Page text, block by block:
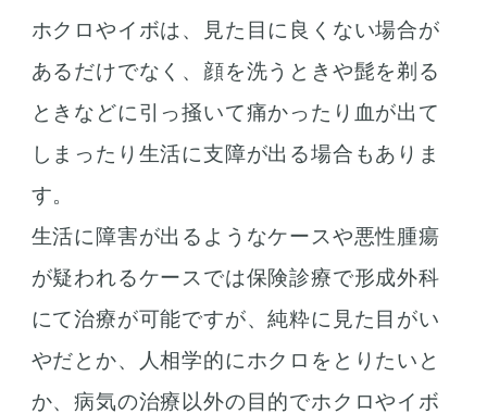
ホクロやイボは、見た目に良くない場合が
あるだけでなく、顔を洗うときや髭を剃る
ときなどに引っ掻いて痛かったり血が出て
しまったり生活に支障が出る場合もありま
す。
生活に障害が出るようなケースや悪性腫瘍
が疑われるケースでは保険診療で形成外科
にて治療が可能ですが、純粋に見た目がい
やだとか、人相学的にホクロをとりたいと
か、病気の治療以外の目的でホクロやイボ